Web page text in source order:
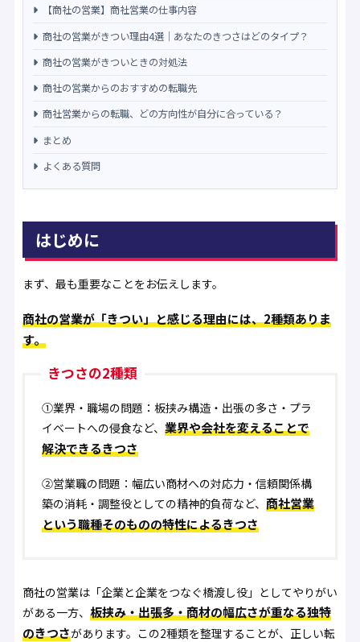
【商社の営業】商社営業の仕事内容
商社の営業がきつい理由4選｜あなたのきつさはどのタイプ？
商社の営業がきついときの対処法
商社の営業からのおすすめの転職先
商社営業からの転職、どの方向性が自分に合っている？
まとめ
よくある質問
はじめに
まず、最も重要なことをお伝えします。
商社の営業が「きつい」と感じる理由には、2種類ありま
す。
きつさの2種類
①業界・職場の問題 ：板挟み構造・出張の多さ・プラ
イベートへの侵食など、 業界や会社を変えることで
解決できるきつさ
②営業職の問題 ：幅広い商材への対応力・信頼関係構
築の消耗・調整役としての精神的負荷など、 商社営業
という職種そのものの特性によるきつさ
商社の営業は「企業と企業をつなぐ橋渡し役」としてやりがい
がある一方、 板挟み・出張多・商材の幅広さが重なる独特
のきつさがあります。この2種類を整理することが、正しい転